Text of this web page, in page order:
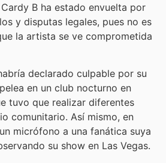
B ha estado envuelta por
y disputas legales, pues no es
la artista se ve comprometida
declarado culpable por su
en un club nocturno en
tuvo que realizar diferentes
comunitario. Así mismo, en
micrófono a una fanática suya
su show en Las Vegas.